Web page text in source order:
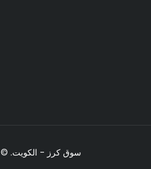
سوق كرز - الكويت. © 2020. | All Rights Reserved | Designed & Developed By